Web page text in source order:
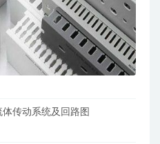
传动系统及回路图